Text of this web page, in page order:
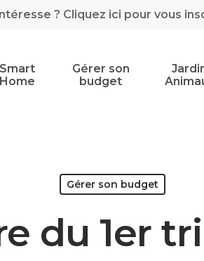
? Cliquez ici pour vous
Smart
Home
Gérer son
budget
Gérer son budget
du 1er